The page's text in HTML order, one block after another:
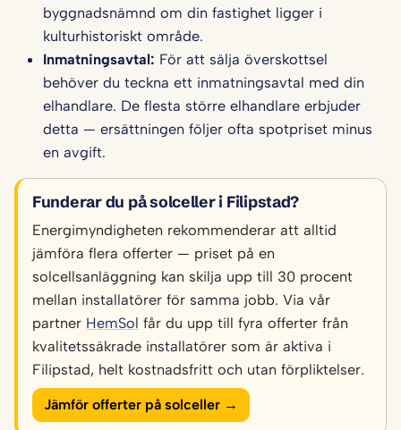
byggnadsnämnd om din fastighet ligger i
kulturhistoriskt område.
Inmatningsavtal: För att sälja överskottsel
behöver du teckna ett inmatningsavtal med din
elhandlare. De flesta större elhandlare erbjuder
detta — ersättningen följer ofta spotpriset minus
en avgift.
Funderar du på solceller i Filipstad?
Energimyndigheten rekommenderar att alltid
jämföra flera offerter — priset på en
solcellsanläggning kan skilja upp till 30 procent
mellan installatörer för samma jobb. Via vår
partner HemSol får du upp till fyra offerter från
kvalitetssäkrade installatörer som är aktiva i
Filipstad, helt kostnadsfritt och utan förpliktelser.
Jämför offerter på solceller →